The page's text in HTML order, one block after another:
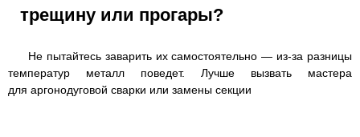
трещину или прогары?
Не пытайтесь заварить их самостоятельно — из-за разницы
температур металл поведет. Лучше вызвать мастера
для аргонодуговой сварки или замены секции